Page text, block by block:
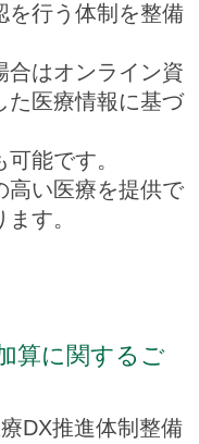
を行う体制を整備
合はオンライン資
た医療情報に基づ
能です。
高い医療を提供で
す。
算に関するご
DX推進体制整備